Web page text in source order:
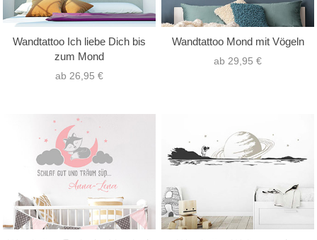
Wandtattoo Ich liebe Dich bis
zum Mond
ab 26,95 €
Wandtattoo Mond mit Vögeln
ab 29,95 €